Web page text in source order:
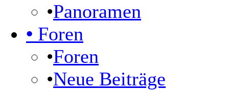
•Panoramen
• Foren
•Foren
•Neue Beiträge